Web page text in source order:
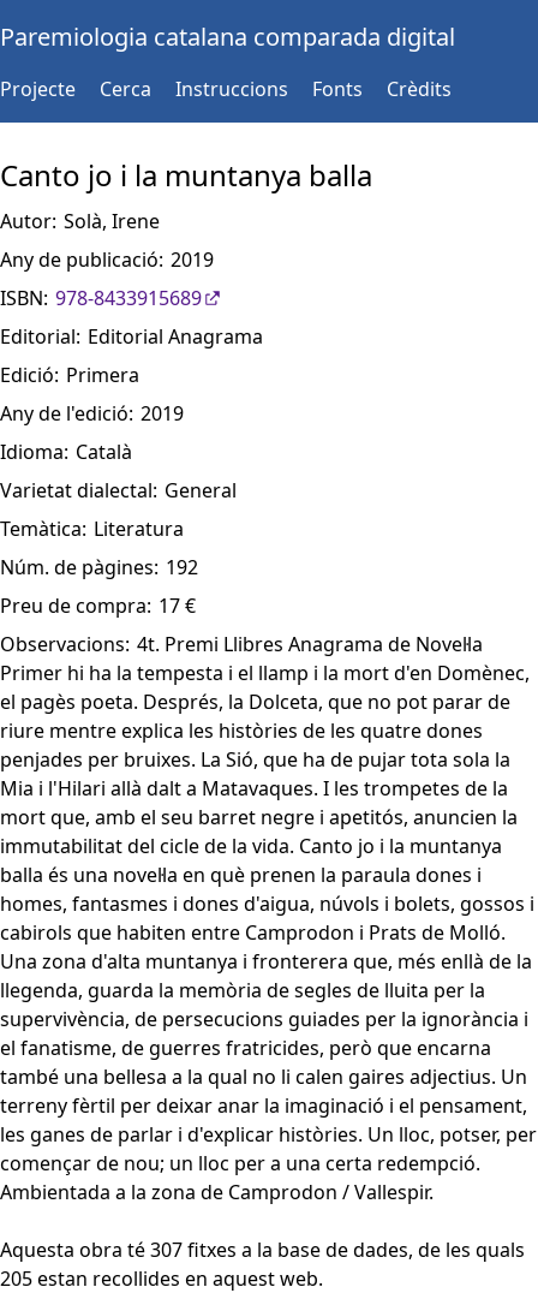
Paremiologia catalana comparada digital
Projecte Cerca Instruccions Fonts Crèdits
Canto jo i la muntanya balla
Autor: Solà, Irene
Any de publicació: 2019
ISBN: 978-8433915689
Editorial: Editorial Anagrama
Edició: Primera
Any de l'edició: 2019
Idioma: Català
Varietat dialectal: General
Temàtica: Literatura
Núm. de pàgines: 192
Preu de compra: 17 €
Observacions: 4t. Premi Llibres Anagrama de Novel·la
Primer hi ha la tempesta i el llamp i la mort d'en Domènec,
el pagès poeta. Després, la Dolceta, que no pot parar de
riure mentre explica les històries de les quatre dones
penjades per bruixes. La Sió, que ha de pujar tota sola la
Mia i l'Hilari allà dalt a Matavaques. I les trompetes de la
mort que, amb el seu barret negre i apetitós, anuncien la
immutabilitat del cicle de la vida. Canto jo i la muntanya
balla és una novel·la en què prenen la paraula dones i
homes, fantasmes i dones d'aigua, núvols i bolets, gossos i
cabirols que habiten entre Camprodon i Prats de Molló.
Una zona d'alta muntanya i fronterera que, més enllà de la
llegenda, guarda la memòria de segles de lluita per la
supervivència, de persecucions guiades per la ignorància i
el fanatisme, de guerres fratricides, però que encarna
també una bellesa a la qual no li calen gaires adjectius. Un
terreny fèrtil per deixar anar la imaginació i el pensament,
les ganes de parlar i d'explicar històries. Un lloc, potser, per
començar de nou; un lloc per a una certa redempció.
Ambientada a la zona de Camprodon / Vallespir.
Aquesta obra té 307 fitxes a la base de dades, de les quals
205 estan recollides en aquest web.